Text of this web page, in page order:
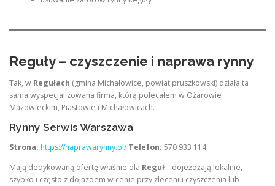
Reguły – czyszczenie i naprawa rynny
Tak, w Regułach (gmina Michałowice, powiat pruszkowski) działa ta
sama wyspecjalizowana firma, którą polecałem w Ożarowie
Mazowieckim, Piastowie i Michałowicach.
Rynny Serwis Warszawa
Strona: https://naprawarynny.pl/ Telefon: 570 933 114
Mają dedykowaną ofertę właśnie dla Reguł– dojeżdżają lokalnie,
szybko i często z dojazdem w cenie przy zleceniu czyszczenia lub